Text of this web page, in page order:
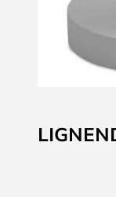
til
starten